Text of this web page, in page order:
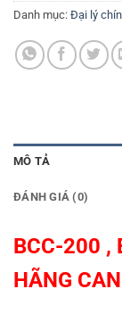
Danh mục: Đại lý
MÔ TẢ
ĐÁNH GIÁ (0)
BCC-200 ,
HÃNG